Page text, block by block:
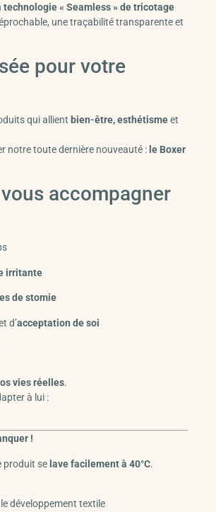
technologie « Seamless » de tricotage
une traçabilité transparente et
pour votre
qui allient bien-être, esthétismeet
notre toute dernière nouveauté : le Boxer
accompagner
irritante
de stomie
d’acceptation de soi
vies réelles.
à lui :
!
produit se lave facilement à 40°C.
développement textile